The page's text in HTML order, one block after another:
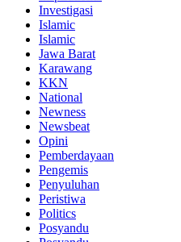
Investigasi
Islamic
Islamic
Jawa Barat
Karawang
KKN
National
Newness
Newsbeat
Opini
Pemberdayaan
Pengemis
Penyuluhan
Peristiwa
Politics
Posyandu